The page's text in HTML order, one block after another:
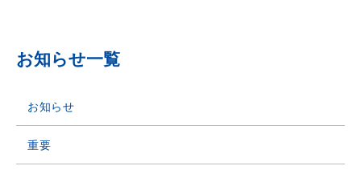
お知らせ一覧
お知らせ
重要